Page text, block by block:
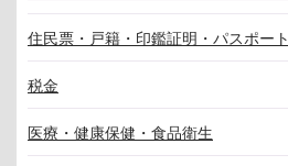
住民票・戸籍・印鑑証明・パスポート
税金
医療・健康保健・食品衛生